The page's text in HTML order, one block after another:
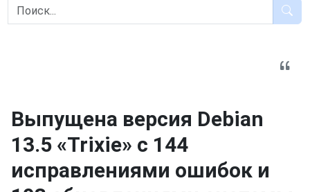
Выпущена версия Debian
13.5 «Trixie» с 144
исправлениями ошибок и